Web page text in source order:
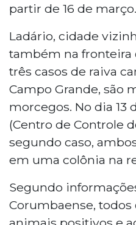
partir de 16 de março.
Ladário, cidade
também na fronteira
três casos de raiva
Campo Grande, são
morcegos. No dia 13
(Centro de Controle
segundo caso,
em uma colônia na
Segundo
Corumbaense, todos